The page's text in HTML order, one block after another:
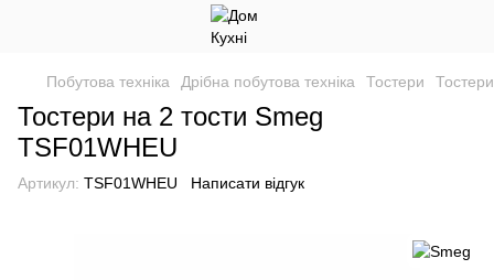
Побутова техніка Дрібна побутова техніка Тостери
Тостери на 2 тости Smeg
TSF01WHEU
Артикул: TSF01WHEU Написати відгук